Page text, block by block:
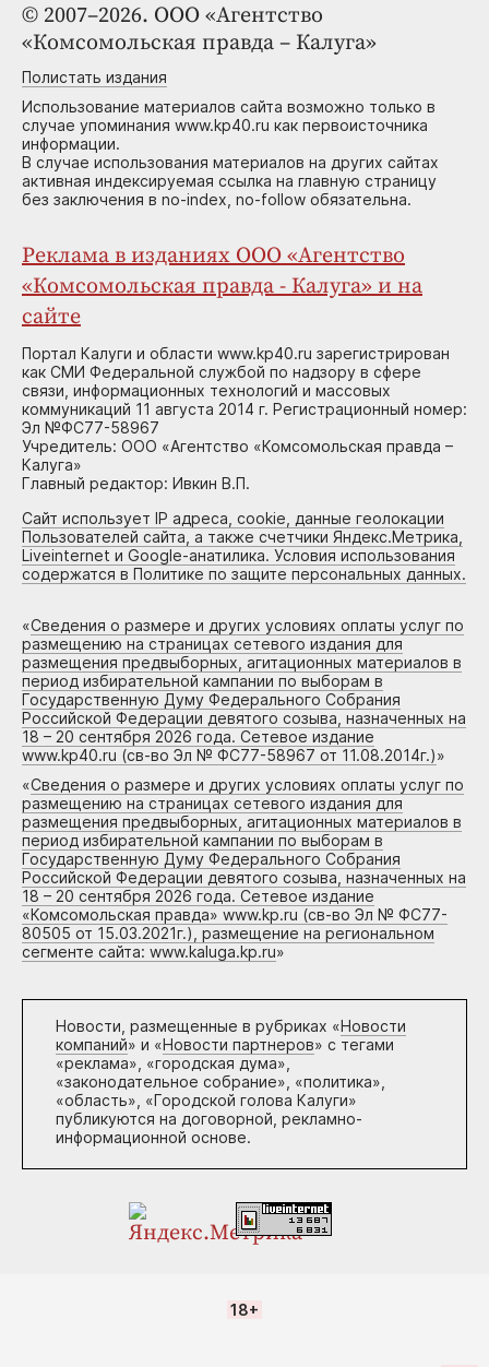
© 2007–2026. ООО «Агентство
«Комсомольская правда – Калуга»
Полистать издания
Использование материалов сайта возможно только в
случае упоминания www.kp40.ru как первоисточника
информации.
В случае использования материалов на других сайтах
активная индексируемая ссылка на главную страницу
без заключения в no-index, no-follow обязательна.
Реклама в изданиях ООО «Агентство
«Комсомольская правда - Калуга» и на
сайте
Портал Калуги и области www.kp40.ru зарегистрирован
как СМИ Федеральной службой по надзору в сфере
связи, информационных технологий и массовых
коммуникаций 11 августа 2014 г. Регистрационный номер:
Эл №ФС77-58967
Учредитель: ООО «Агентство «Комсомольская правда –
Калуга»
Главный редактор: Ивкин В.П.
Сайт использует IP адреса, cookie, данные геолокации
Пользователей сайта, а также счетчики Яндекс.Метрика,
Liveinternet и Google-анатилика. Условия использования
содержатся в Политике по защите персональных данных.
«Сведения о размере и других условиях оплаты услуг по
размещению на страницах сетевого издания для
размещения предвыборных, агитационных материалов в
период избирательной кампании по выборам в
Государственную Думу Федерального Собрания
Российской Федерации девятого созыва, назначенных на
18 – 20 сентября 2026 года. Сетевое издание
www.kp40.ru (св-во Эл № ФС77-58967 от 11.08.2014г.)»
«Сведения о размере и других условиях оплаты услуг по
размещению на страницах сетевого издания для
размещения предвыборных, агитационных материалов в
период избирательной кампании по выборам в
Государственную Думу Федерального Собрания
Российской Федерации девятого созыва, назначенных на
18 – 20 сентября 2026 года. Сетевое издание
«Комсомольская правда» www.kp.ru (св-во Эл № ФС77-
80505 от 15.03.2021г.), размещение на региональном
сегменте сайта: www.kaluga.kp.ru»
Новости, размещенные в рубриках «Новости
компаний» и «Новости партнеров» с тегами
«реклама», «городская дума»,
«законодательное собрание», «политика»,
«область», «Городской голова Калуги»
публикуются на договорной, рекламно-
информационной основе.
18+